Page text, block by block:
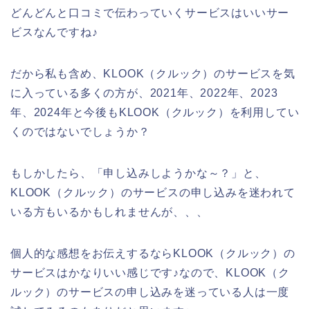
どんどんと口コミで伝わっていくサービスはいいサー
ビスなんですね♪
だから私も含め、KLOOK（クルック）のサービスを気
に入っている多くの方が、2021年、2022年、2023
年、2024年と今後もKLOOK（クルック）を利用してい
くのではないでしょうか？
もしかしたら、「申し込みしようかな～？」と、
KLOOK（クルック）のサービスの申し込みを迷われて
いる方もいるかもしれませんが、、、
個人的な感想をお伝えするならKLOOK（クルック）の
サービスはかなりいい感じです♪なので、KLOOK（ク
ルック）のサービスの申し込みを迷っている人は一度